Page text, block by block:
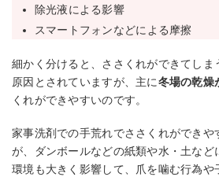
除光液による影響
スマートフォンなどによる摩擦
細かく分けると、ささくれができてし
原因とされていますが、主に冬場の乾燥
くれができやすいのです。
家事洗剤での手荒れでささくれができや
が、ダンボールなどの紙類や水・土な
環境も大きく影響して、爪を噛む行為や